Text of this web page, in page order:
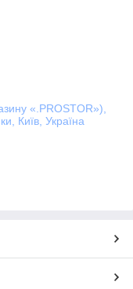
«.PROSTOR»),
Київ, Україна